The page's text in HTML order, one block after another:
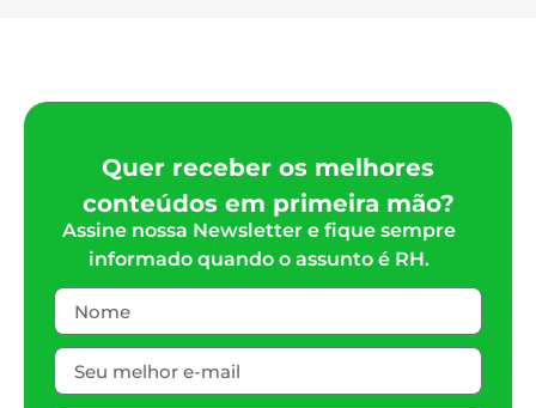
Quer receber os melhores
conteúdos em primeira mão?
Assine nossa Newsletter e fique sempre
informado quando o assunto é RH.